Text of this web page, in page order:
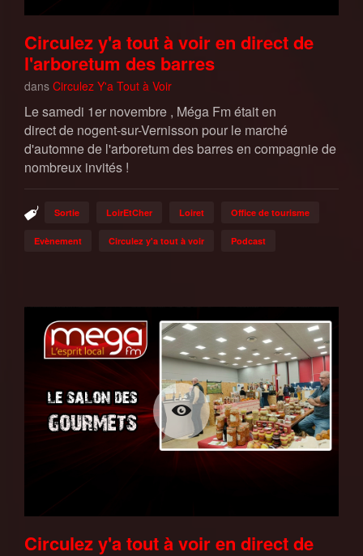
Circulez y'a tout à voir en direct de
l'arboretum des barres
dans Circulez Y'a Tout à Voir
Le samedi 1er novembre , Méga Fm était en
direct de nogent-sur-Vernisson pour le marché
d'automne de l'arboretum des barres en compagnie de
nombreux invités !
Sortie LoirEtCher Loiret Office de tourisme
Evènement Circulez y'a tout à voir Podcast
Circulez y'a tout à voir en direct de